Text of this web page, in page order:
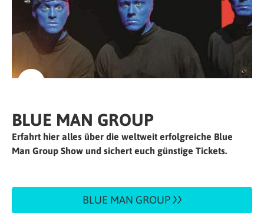
BLUE MAN GROUP
Erfahrt hier alles über die weltweit erfolgreiche Blue
Man Group Show und sichert euch günstige Tickets.
BLUE MAN GROUP